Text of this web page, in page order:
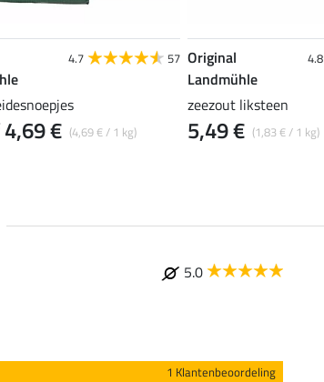
4.7 57
(4,69 € / 1 kg)
€
Original
Landmühle
4.8
zeezout liksteen
(1,83 € / 1 kg)
5,49 €
5.0
1 Klantenbeoordeling